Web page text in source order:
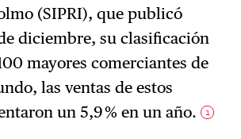
(SIPRI), que publicó
diciembre, su clasificación
mayores comerciantes de
las ventas de estos
un 5,9 % en un año. 1